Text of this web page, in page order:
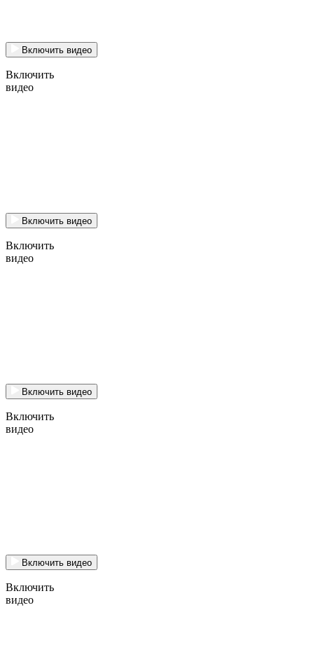
Включить видео
Включить
видео
Включить видео
Включить
видео
Включить видео
Включить
видео
Включить видео
Включить
видео